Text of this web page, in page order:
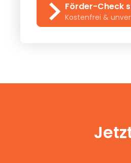
Förder-Check
Kostenfrei &